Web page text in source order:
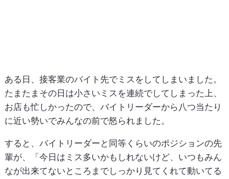
ある日、接客業のバイト先でミスをしてしまいました。
たまたまその日は小さいミスを連続でしてしまった上、
お店も忙しかったので、バイトリーダーから八つ当たり
に近い勢いでみんなの前で怒られました。
すると、バイトリーダーと同等くらいのポジションの先
輩が、「今日はミス多いかもしれないけど、いつもみん
なが出来てないところまでしっかり見てくれて動いてる